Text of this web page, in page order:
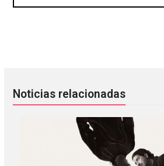
Noticias relacionadas